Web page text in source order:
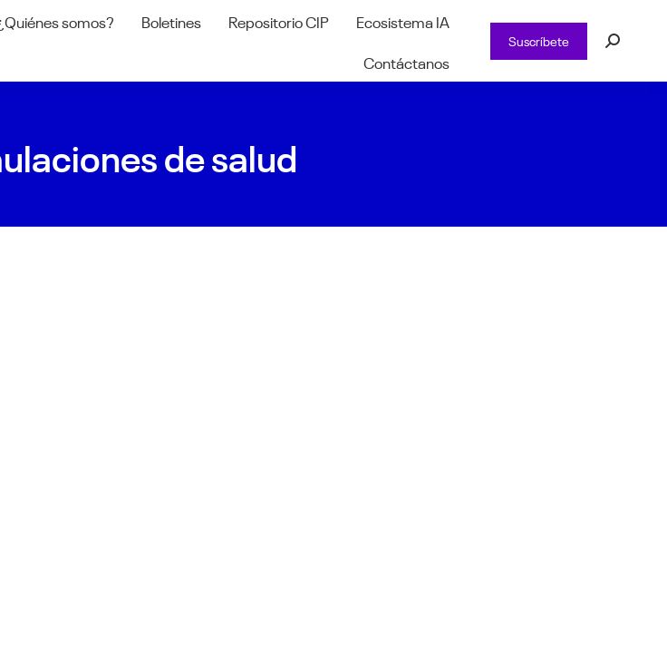
somos? Boletines Repositorio CIP
Ecosistema IA
Contáctanos
Suscríbete Buscar:
de salud